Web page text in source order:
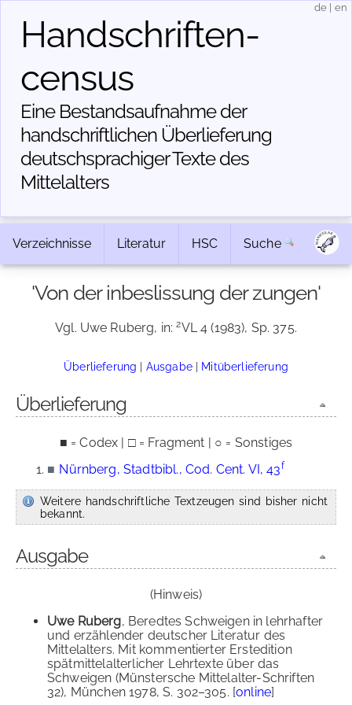
Handschriften­
census
Eine Bestandsaufnahme der
handschriftlichen Über­lieferung
deutschsprachiger Texte des
Mittelalters
de en
Verzeichnisse Literatur HSC Suche
'Von der inbeslissung der zungen'
Vgl. Uwe Ruberg, in:2VL 4 (1983), Sp. 375.
Überlieferung | Ausgabe| Mitüberlieferung
Überlieferung
■ = Codex | □ = Fragment | ○ = Sonstiges
■ Nürnberg, Stadtbibl., Cod. Cent. VI, 43f
Weitere handschriftliche Textzeugen sind bisher nicht
bekannt.
Ausgabe
(Hinweis)
Uwe Ruberg, Beredtes Schweigen in lehrhafter
und erzählender deutscher Literatur des
Mittelalters. Mit kommentierter Erstedition
spätmittelalterlicher Lehrtexte über das
Schweigen (Münstersche Mittelalter-Schriften
32), München 1978, S. 302–305. [online]